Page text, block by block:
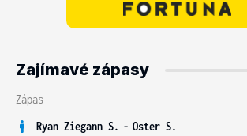
Zajímavé zápasy
Zápas
Ryan Ziegann S. - Oster S.